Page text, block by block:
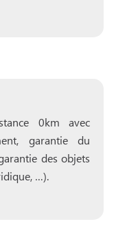
0km avec
garantie du
des objets
…).